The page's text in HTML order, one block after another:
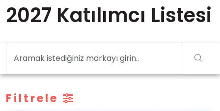
2027 Katılımcı Listesi
Filtrele